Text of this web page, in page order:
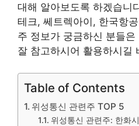
대해 알아보도록 하겠습니
테크, 쎄트렉아이, 한국항
주 정보가 궁금하신 분들
잘 참고하시어 활용하시길
Table of Contents
위성통신 관련주 TOP 5
위성통신 관련주: 한화